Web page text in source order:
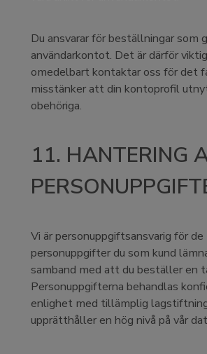
Du ansvarar för beställningar som
användarkontot. Det är därför
omedelbart kontaktar oss för det
misstänker att din kontoprofil
obehöriga.
11. HANTERING
Vi är personuppgiftsansvarig för de
personuppgifter du som kund
samband med att du beställer en
Personuppgifterna behandlas
enlighet med tillämplig
upprätthåller en hög nivå på vår